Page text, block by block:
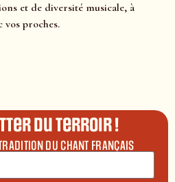
et de diversité musicale, à
vos proches.
du terroir !
DU CHANT FRANÇAIS